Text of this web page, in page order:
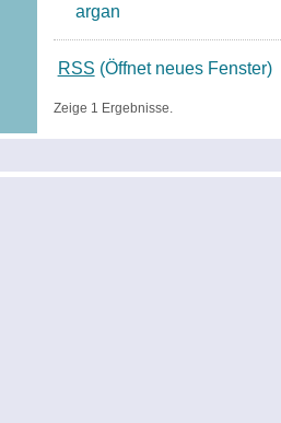
argan
RSS (Öffnet neues Fenster)
Zeige 1 Ergebnisse.